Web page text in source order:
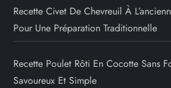
Recette Civet De Chevreuil À
Pour Une Préparation Traditionnelle
Recette Poulet Rôti En Cocotte Sans
Savoureux Et Simple